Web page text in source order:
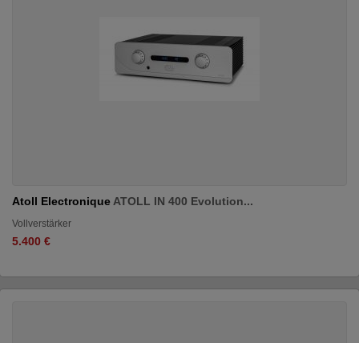
Atoll Electronique ATOLL IN 400 Evolution...
Vollverstärker
5.400 €